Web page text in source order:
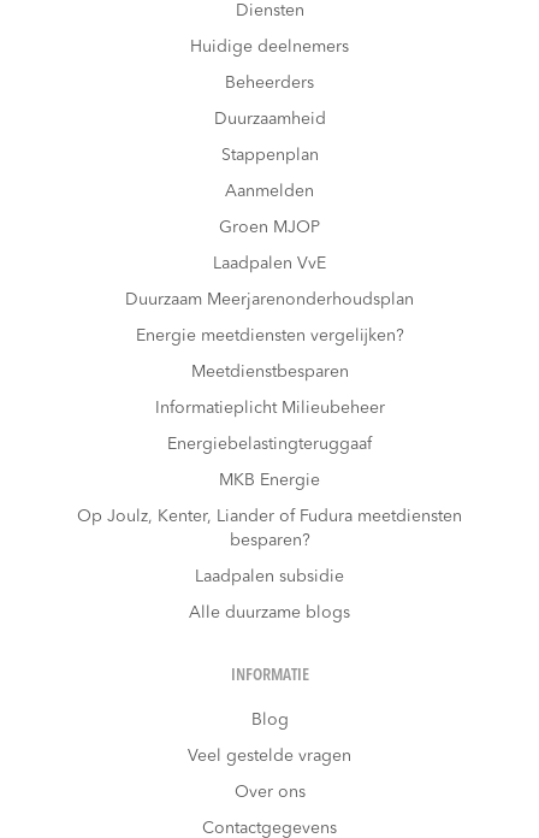
Diensten
Huidige deelnemers
Beheerders
Duurzaamheid
Stappenplan
Aanmelden
Groen MJOP
Laadpalen VvE
Duurzaam Meerjarenonderhoudsplan
Energie meetdiensten vergelijken?
Meetdienstbesparen
Informatieplicht Milieubeheer
Energiebelastingteruggaaf
MKB Energie
Op Joulz, Kenter, Liander of Fudura meetdiensten
besparen?
Laadpalen subsidie
Alle duurzame blogs
INFORMATIE
Blog
Veel gestelde vragen
Over ons
Contactgegevens